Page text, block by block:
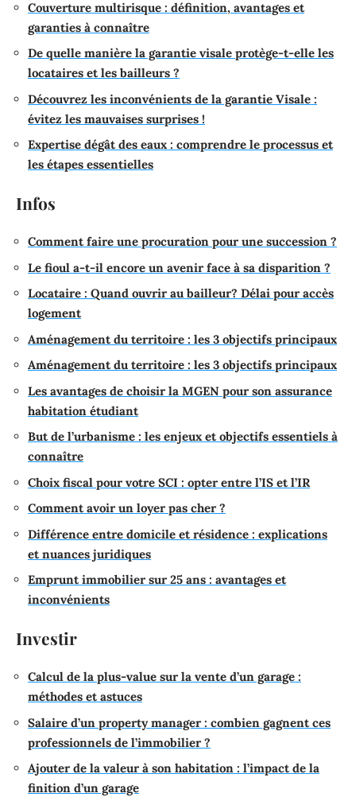
Couverture multirisque : définition, avantages et
garanties à connaître
De quelle manière la garantie visale protège-t-elle les
locataires et les bailleurs ?
Découvrez les inconvénients de la garantie Visale :
évitez les mauvaises surprises !
Expertise dégât des eaux : comprendre le processus et
les étapes essentielles
Infos
Comment faire une procuration pour une succession ?
Le fioul a-t-il encore un avenir face à sa disparition ?
Locataire : Quand ouvrir au bailleur? Délai pour accès
logement
Aménagement du territoire : les 3 objectifs principaux
Aménagement du territoire : les 3 objectifs principaux
Les avantages de choisir la MGEN pour son assurance
habitation étudiant
But de l’urbanisme : les enjeux et objectifs essentiels à
connaître
Choix fiscal pour votre SCI : opter entre l’IS et l’IR
Comment avoir un loyer pas cher ?
Différence entre domicile et résidence : explications
et nuances juridiques
Emprunt immobilier sur 25 ans : avantages et
inconvénients
Investir
Calcul de la plus-value sur la vente d’un garage :
méthodes et astuces
Salaire d’un property manager : combien gagnent ces
professionnels de l’immobilier ?
Ajouter de la valeur à son habitation : l’impact de la
finition d’un garage